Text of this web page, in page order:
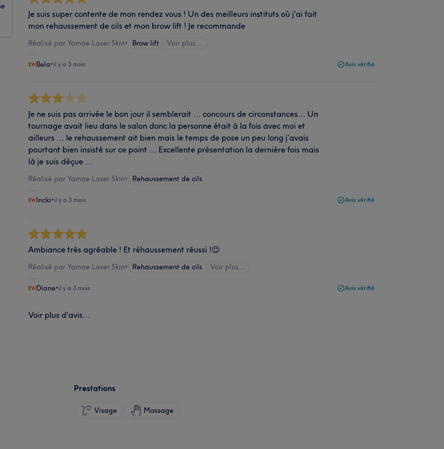
Je suis super contente de mon rendez vous ! Un des meilleurs instituts où j'ai fait
mon rehaussement de cils et mon brow lift ! Je recommande
Réalisé par Yamae Laser Skin• Brow lift Voir plus...
Bela•il y a 3 mois Avis vérifié
Je ne suis pas arrivée le bon jour il semblerait … concours de circonstances… Un
tournage avait lieu dans le salon donc la personne était à la fois avec moi et
ailleurs … le rehaussement ait bien mais le temps de pose un peu long j’avais
pourtant bien insisté sur ce point … Excellente présentation la dernière fois mais
là je suis déçue …
Réalisé par Yamae Laser Skin• Rehaussement de cils
Incki•il y a 3 mois Avis vérifié
Ambiance très agréable ! Et réhaussement réussi !😊
Réalisé par Yamae Laser Skin• Rehaussement de cils Voir plus...
Diane•il y a 3 mois Avis vérifié
Voir plus d'avis...
Prestations
Visage Massage